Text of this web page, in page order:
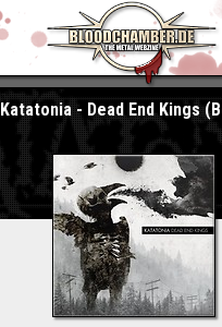
Katatonia - Dead End Kings